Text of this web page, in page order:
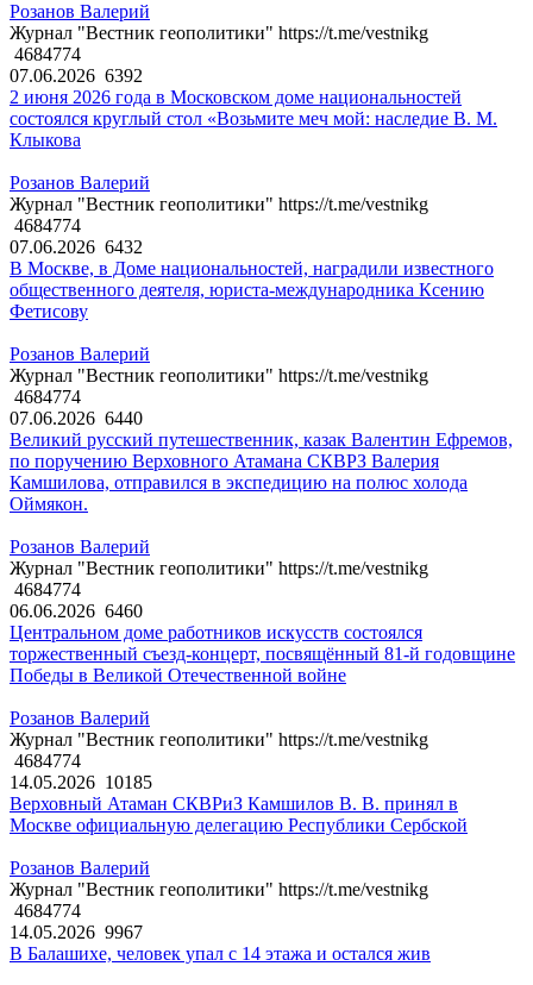
Розанов Валерий
Журнал "Вестник геополитики" https://t.me/vestnikg
4684774
07.06.2026 6392
2 июня 2026 года в Московском доме национальностей
состоялся круглый стол «Возьмите меч мой: наследие В. М.
Клыкова
Розанов Валерий
Журнал "Вестник геополитики" https://t.me/vestnikg
4684774
07.06.2026 6432
В Москве, в Доме национальностей, наградили известного
общественного деятеля, юриста-международника Ксению
Фетисову
Розанов Валерий
Журнал "Вестник геополитики" https://t.me/vestnikg
4684774
07.06.2026 6440
Великий русский путешественник, казак Валентин Ефремов,
по поручению Верховного Атамана СКВРЗ Валерия
Камшилова, отправился в экспедицию на полюс холода
Оймякон.
Розанов Валерий
Журнал "Вестник геополитики" https://t.me/vestnikg
4684774
06.06.2026 6460
Центральном доме работников искусств состоялся
торжественный съезд-концерт, посвящённый 81-й годовщине
Победы в Великой Отечественной войне
Розанов Валерий
Журнал "Вестник геополитики" https://t.me/vestnikg
4684774
14.05.2026 10185
Верховный Атаман СКВРиЗ Камшилов В. В. принял в
Москве официальную делегацию Республики Сербской
Розанов Валерий
Журнал "Вестник геополитики" https://t.me/vestnikg
4684774
14.05.2026 9967
В Балашихе, человек упал с 14 этажа и остался жив